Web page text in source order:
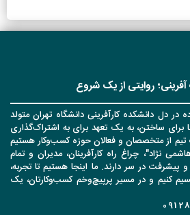
آفرینی؛ روایتی از یک شروع
دل دانشکده کارآفرینی دانشگاه تهران متولد
برای ساختن، به یک تعهد برای به اشتراک‌گذاری
تیم از متخصصان و فعالان حوزه کسب‌وکار هستیم
نژاد"، چراغ راه کارآفرینان، مدیران و تمام
در سر دارند. ما اینجا هستیم تا تجربه،
کنیم و در مسیر پرپیچ‌وخم کسب‌وکارتان، یک